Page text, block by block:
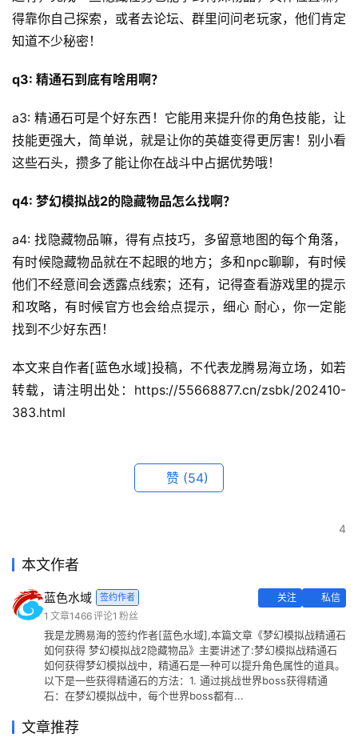
得靠你自己探索，或者去论坛、群里问问老玩家，他们肯定
知道不少秘密！
q3: 精通石到底有啥用啊？
a3: 精通石可是个好东西！它能用来提升你的角色技能，让
技能更强大，简单说，就是让你的英雄变得更厉害！别小看
这些石头，攒多了能让你在战斗中占据优势哦！
q4: 梦幻模拟战2的隐藏物品怎么找啊？
a4: 找隐藏物品嘛，得有点技巧，多留意地图的每个角落，
有时候隐藏物品就在不起眼的地方；多和npc聊聊，有时候
他们不经意间会透露点线索；还有，记得查看游戏里的提示
和攻略，有时候官方也会给点提示，细心 耐心，你一定能
找到不少好东西！
本文来自作者[蓝色水域]投稿，不代表龙腾易海立场，如若
转载，请注明出处：https://55668877.cn/zsbk/202410-
383.html
赞 (54)
4
本文作者
蓝色水域 签约作者 关注
私信
1 文章1466评论1 粉丝
我是龙腾易海的签约作者[蓝色水域],本篇文章《梦幻模拟战精通石
如何获得 梦幻模拟战2隐藏物品》主要讲述了:梦幻模拟战精通石
如何获得梦幻模拟战中，精通石是一种可以提升角色属性的道具。
以下是一些获得精通石的方法：1. 通过挑战世界boss获得精通
石：在梦幻模拟战中，每个世界boss都有...
文章推荐